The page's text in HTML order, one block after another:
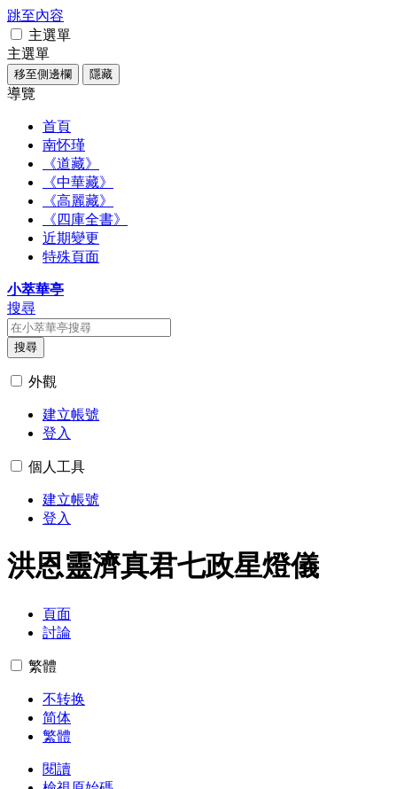
跳至內容
主選單
主選單
移至側邊欄 隱藏
導覽
首頁
南怀瑾
《道藏》
《中華藏》
《高麗藏》
《四庫全書》
近期變更
特殊頁面
小萃華亭
搜尋
搜尋
外觀
建立帳號
登入
個人工具
建立帳號
登入
洪恩靈濟真君七政星燈儀
頁面
討論
繁體
不转换
简体
繁體
閱讀